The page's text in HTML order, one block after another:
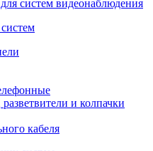
систем видеонаблюдения
и колпачки
кабеля